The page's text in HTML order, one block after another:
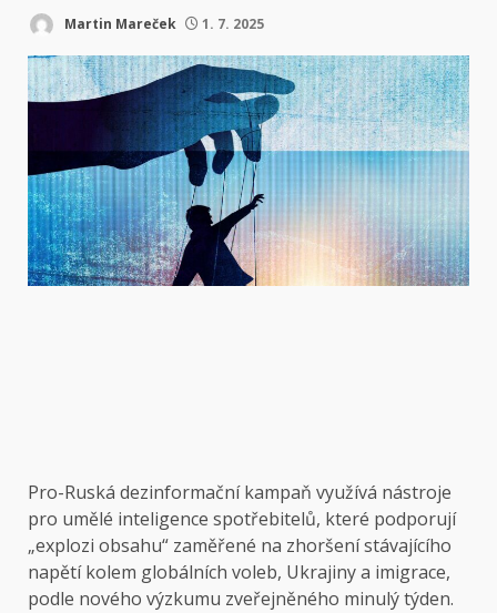
Martin Mareček 1. 7. 2025
Pro-Ruská dezinformační kampaň využívá nástroje
pro umělé inteligence spotřebitelů, které podporují
„explozi obsahu“ zaměřené na zhoršení stávajícího
napětí kolem globálních voleb, Ukrajiny a imigrace,
podle nového výzkumu zveřejněného minulý týden.